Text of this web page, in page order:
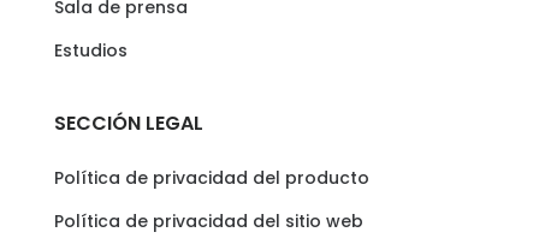
Sala de prensa
Estudios
SECCIÓN LEGAL
Política de privacidad del producto
Política de privacidad del sitio web